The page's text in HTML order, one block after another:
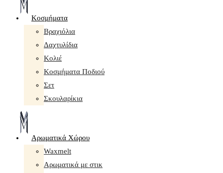
Κοσμήματα
Βραχιόλια
Δαχτυλίδια
Κολιέ
Κοσμήματα Ποδιού
Σετ
Σκουλαρίκια
Αρωματικά Χώρου
Waxmelt
Αρωματικά με στικ